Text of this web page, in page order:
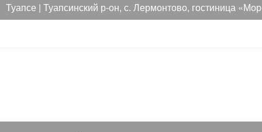
Туапсе | Туапсинский р-он, с. Лермонтово, гостиница